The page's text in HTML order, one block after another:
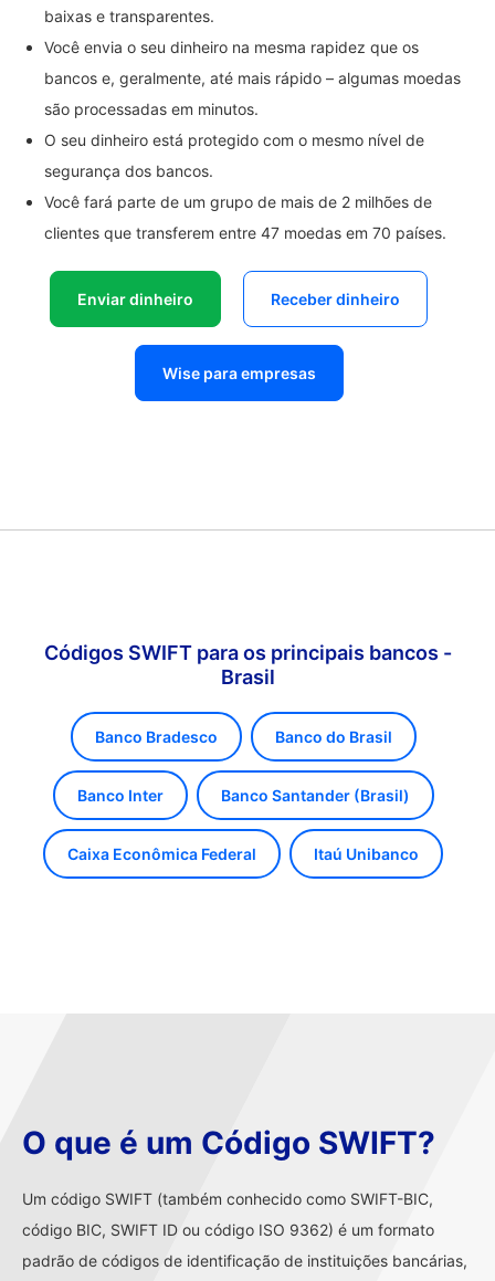
baixas e transparentes.
Você envia o seu dinheiro na mesma rapidez que os
bancos e, geralmente, até mais rápido – algumas moedas
são processadas em minutos.
O seu dinheiro está protegido com o mesmo nível de
segurança dos bancos.
Você fará parte de um grupo de mais de 2 milhões de
clientes que transferem entre 47 moedas em 70 países.
Enviar dinheiro Receber dinheiro
Wise para empresas
Códigos SWIFT para os principais bancos -
Brasil
Banco Bradesco Banco do Brasil
Banco Inter Banco Santander (Brasil)
Caixa Econômica Federal Itaú Unibanco
O que é um Código SWIFT?
Um código SWIFT (também conhecido como SWIFT-BIC,
código BIC, SWIFT ID ou código ISO 9362) é um formato
padrão de códigos de identificação de instituições bancárias,